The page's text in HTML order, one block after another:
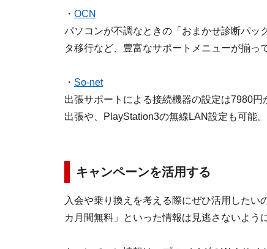
・ OCN
パソコンが不調なときの「おまかせ診断パッ
タ移行など、豊富なサポートメニューが揃っ
・ So-net
出張サポートによる接続機器の設定は7980
出張や、PlayStation3の無線LAN設定も可能。
キャンペーンを活用する
入会や乗り換えを考える際にぜひ活用したい
カ月間無料」といった情報は見逃さないよう